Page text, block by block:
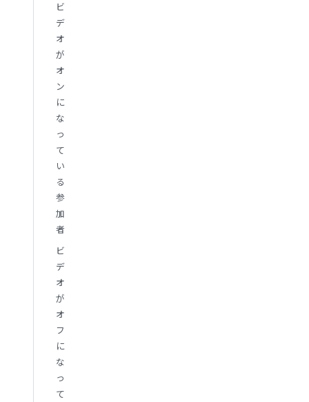
ビ
デ
オ
が
オ
ン
に
な
っ
て
い
る
参
加
者
ビ
デ
オ
が
オ
フ
に
な
っ
て